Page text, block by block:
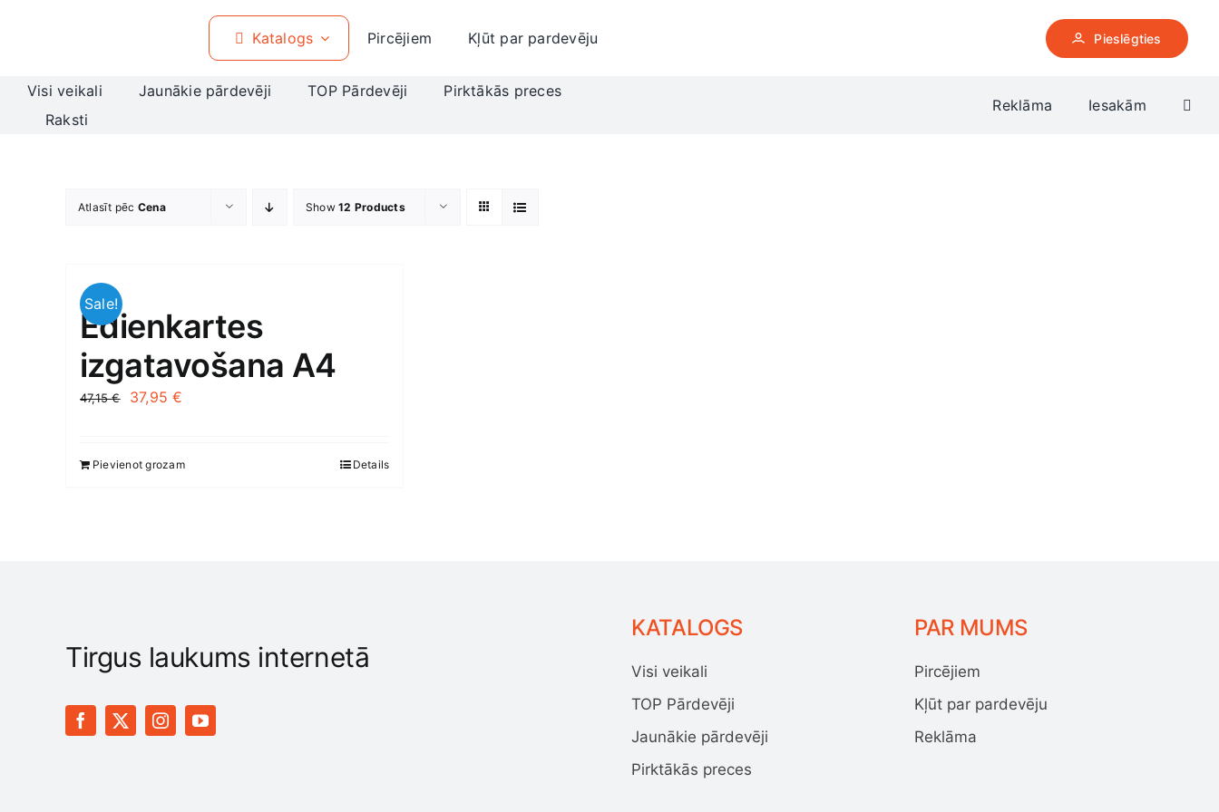
Katalogs Pircējiem Kļūt par pardevēju Pieslēgties
Visi veikali Jaunākie pārdevēji TOP Pārdevēji
Pirktākās preces
Raksti
Reklāma Iesakām
Atlasīt pēc Cena Show12 Products
Sale!
Ēdienkartes
izgatavošana A4
47,15€
Original
47,15 €.
37,95€
37,95 €.
Pievienot grozam Details
Tirgus laukums internetā
KATALOGS
Visi veikali
TOP Pārdevēji
Jaunākie pārdevēji
Pirktākās preces
PAR MUMS
Pircējiem
Kļūt par pardevēju
Reklāma